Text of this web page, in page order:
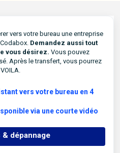
vers votre bureau une entreprise
Demandez aussi tout
vous désirez. Vous pouvez
Après le transfert, vous pourrez
vers votre bureau en 4
via une courte vidéo
dépannage